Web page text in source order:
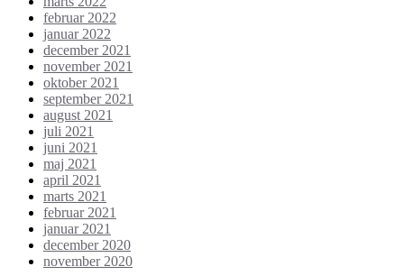
februar 2022
januar 2022
december 2021
november 2021
oktober 2021
september 2021
august 2021
juli 2021
juni 2021
maj 2021
april 2021
marts 2021
februar 2021
januar 2021
december 2020
november 2020